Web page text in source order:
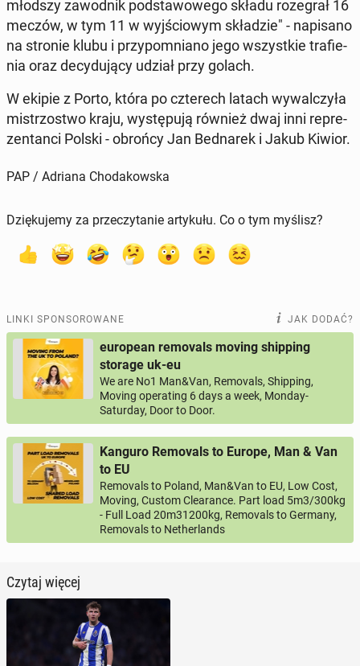
młod­szy za­wod­nik pod­sta­wo­we­go składu ro­ze­grał 16
meczów, w tym 11 w wyj­ścio­wym skła­dzie" - na­pi­sa­no
na stronie klubu i przy­po­mnia­no jego wszyst­kie tra­fie­
nia oraz de­cy­du­ją­cy udział przy golach.
W ekipie z Porto, która po czte­rech latach wy­wal­czy­ła
mi­strzo­stwo kraju, wy­stę­pu­ją również dwaj inni re­pre­
zen­tan­ci Polski - obrońcy Jan Bed­na­rek i Jakub Kiwior.
PAP / Adriana Chodakowska
Dziękujemy za przeczytanie artykułu. Co o tym myślisz?
LINKI SPONSOROWANE JAK DODAĆ?
european removals moving shipping
storage uk-eu
We are No1 Man&Van, Removals, Shipping,
Moving operating 6 days a week, Monday-
Saturday, Door to Door.
Kanguro Removals to Europe, Man & Van
to EU
Removals to Poland, Man&Van to EU, Low Cost,
Moving, Custom Clearance. Part load 5m3/300kg
- Full Load 20m31200kg, Removals to Germany,
Removals to Netherlands
Czytaj więcej